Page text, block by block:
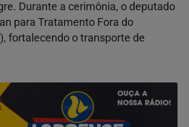
Durante a cerimônia, o deputado
para Tratamento Fora do
fortalecendo o transporte de